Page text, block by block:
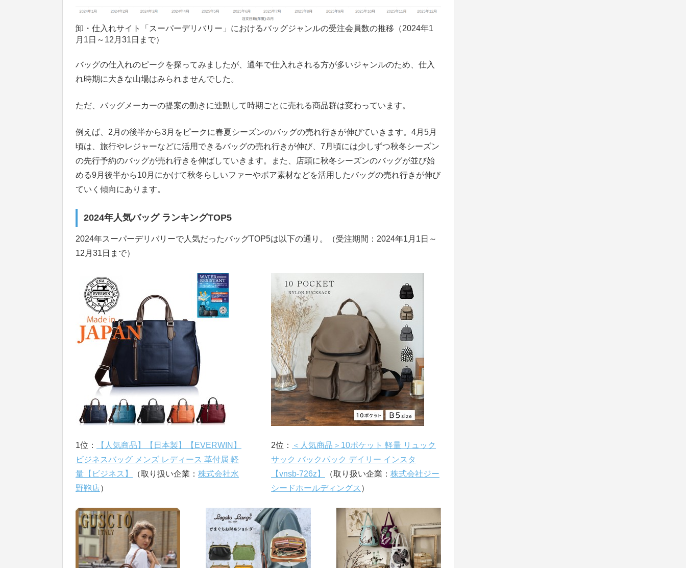
卸・仕入れサイト「スーパーデリバリー」におけるバッグジャンルの受注会員数の推移（2024年1
月1日～12月31日まで）
バッグの仕入れのピークを探ってみましたが、通年で仕入れされる方が多いジャンルのため、仕入
れ時期に大きな山場はみられませんでした。
ただ、バッグメーカーの提案の動きに連動して時期ごとに売れる商品群は変わっています。
例えば、2月の後半から3月をピークに春夏シーズンのバッグの売れ行きが伸びていきます。4月5月
頃は、旅行やレジャーなどに活用できるバッグの売れ行きが伸び、7月頃には少しずつ秋冬シーズン
の先行予約のバッグが売れ行きを伸ばしていきます。また、店頭に秋冬シーズンのバッグが並び始
める9月後半から10月にかけて秋冬らしいファーやボア素材などを活用したバッグの売れ行きが伸び
ていく傾向にあります。
2024年人気バッグ ランキングTOP5
2024年スーパーデリバリーで人気だったバッグTOP5は以下の通り。（受注期間：2024年1月1日～
12月31日まで）
1位：
【人気商品】【日本製】【EVERWIN】
ビジネスバッグ メンズ レディース 革付属 軽
量【ビジネス】
（取り扱い企業： 株式会社水
野鞄店）
2位：
＜人気商品＞10ポケット 軽量 リュック
サック バックパック デイリー インスタ
【vnsb-726z】
（取り扱い企業： 株式会社ジー
シードホールディングス ）